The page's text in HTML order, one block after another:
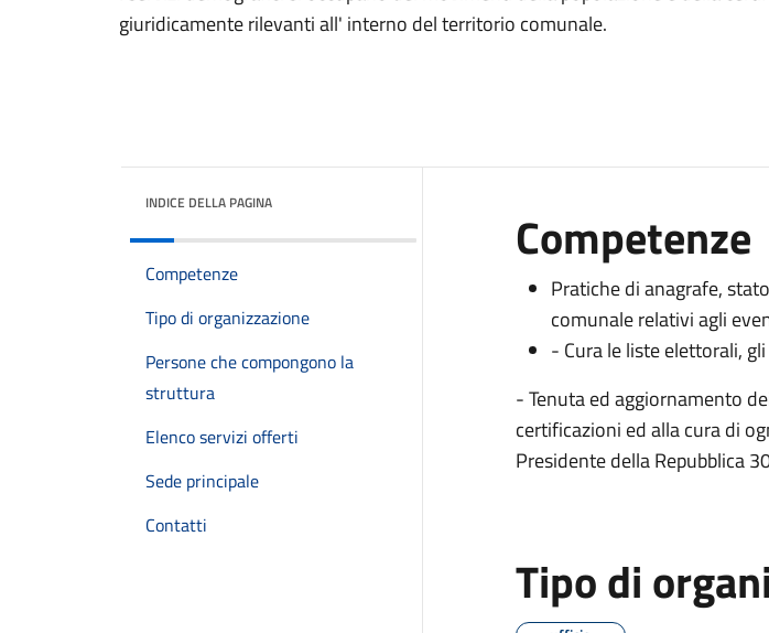
giuridicamente rilevanti all' interno del territorio comunale.
INDICE DELLA PAGINA
Competenze
Tipo di organizzazione
Persone che compongono la
struttura
Elenco servizi offerti
Sede principale
Contatti
Competenze
Pratiche di anagrafe,
comunale relativi agli
- Cura le liste elettorali,
- Tenuta ed aggiornamento
certificazioni ed alla cura di
Presidente della Repubblica
Tipo di